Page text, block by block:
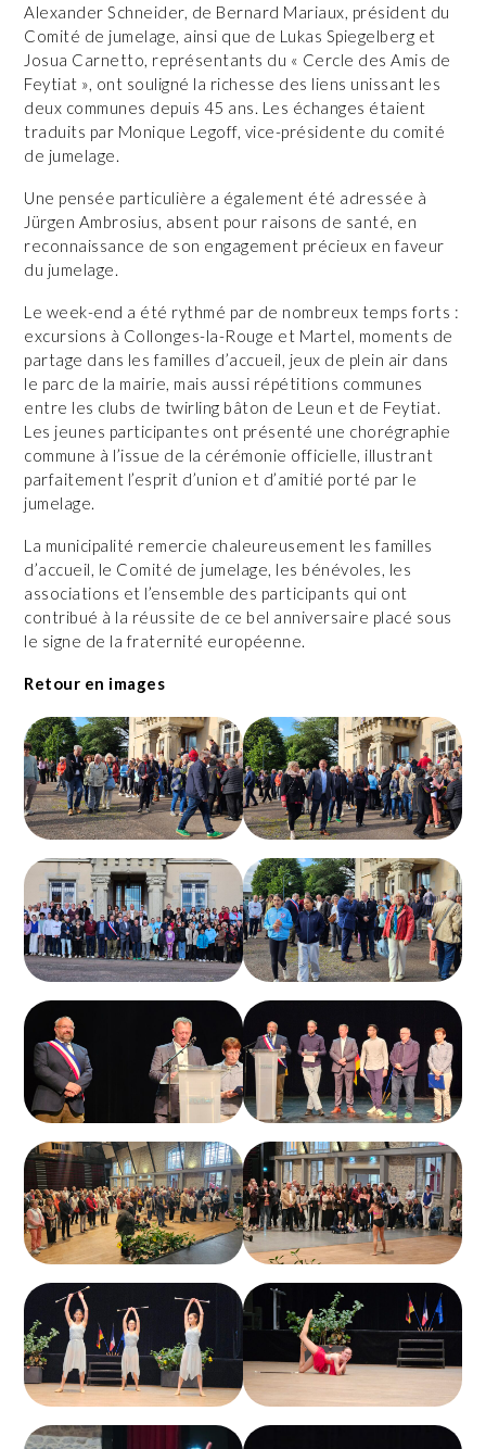
Alexander Schneider, de Bernard Mariaux, président du
Comité de jumelage, ainsi que de Lukas Spiegelberg et
Josua Carnetto, représentants du « Cercle des Amis de
Feytiat », ont souligné la richesse des liens unissant les
deux communes depuis 45 ans. Les échanges étaient
traduits par Monique Legoff, vice-présidente du comité
de jumelage.
Une pensée particulière a également été adressée à
Jürgen Ambrosius, absent pour raisons de santé, en
reconnaissance de son engagement précieux en faveur
du jumelage.
Le week-end a été rythmé par de nombreux temps forts :
excursions à Collonges-la-Rouge et Martel, moments de
partage dans les familles d’accueil, jeux de plein air dans
le parc de la mairie, mais aussi répétitions communes
entre les clubs de twirling bâton de Leun et de Feytiat.
Les jeunes participantes ont présenté une chorégraphie
commune à l’issue de la cérémonie officielle, illustrant
parfaitement l’esprit d’union et d’amitié porté par le
jumelage.
La municipalité remercie chaleureusement les familles
d’accueil, le Comité de jumelage, les bénévoles, les
associations et l’ensemble des participants qui ont
contribué à la réussite de ce bel anniversaire placé sous
le signe de la fraternité européenne.
Retour en images